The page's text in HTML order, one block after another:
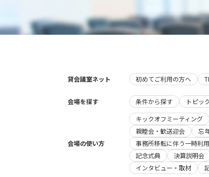
貸会議室ネット 初めてご利用の方へ
会場を探す 条件から探す トピッ
会場の使い方
キックオフミーティング
親睦会・歓送迎会
忘
事務所移転に伴う一時利用
記念式典
決算説明会
インタビュー・取材